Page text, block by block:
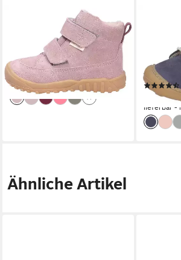
Ricosta Mädchen
Lauflernstiefel rosa/pink
Größe Winterstiefel
99,95 €
lieferbar - in 3-4 Werktagen bei dir
PEPINO
zum
ab 74,95
lieferbar -
Ähnliche Artikel